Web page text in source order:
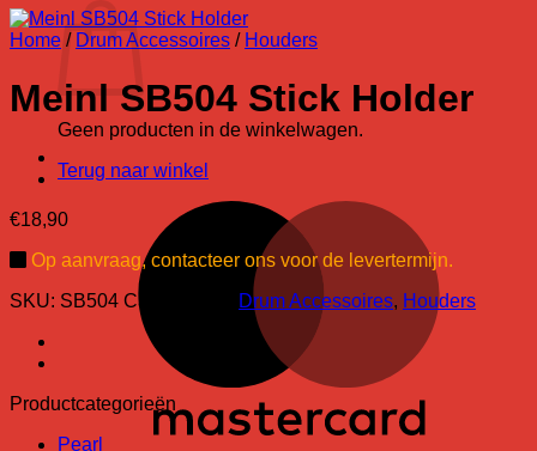
Geen producten in de winkelwagen.
Terug naar winkel
Home / Drum Accessoires / Houders
Meinl SB504 Stick Holder
€18,90
Op aanvraag, contacteer ons voor de levertermijn.
SKU: SB504 Categorieën: Drum Accessoires, Houders
Productcategorieën
Pearl